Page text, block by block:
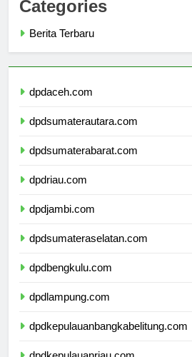
Categories